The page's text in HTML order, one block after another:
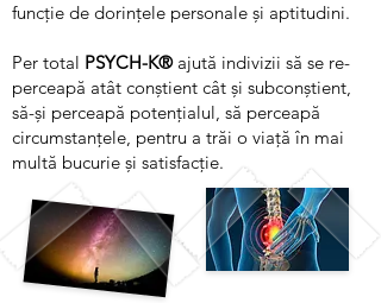
funcție de dorințele personale și aptitudini.
Per total PSYCH-K®ajută indivizii să se re-
perceapă atât conștient cât și subconștient,
să-și perceapă potențialul, să perceapă
circumstanțele, pentru a trăi o viață în mai
multă bucurie și satisfacție.